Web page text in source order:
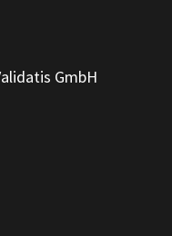
GmbH